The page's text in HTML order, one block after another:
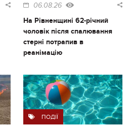
06.08.26
На Рівненщині 62-річний
чоловік після спалювання
стерні потрапив в
реанімацію
ПОДІЇ